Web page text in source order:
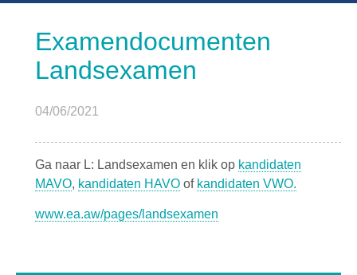
Examendocumenten
Landsexamen
04/06/2021
Ga naar L: Landsexamen en klik op kandidaten
MAVO, kandidaten HAVO of kandidaten VWO.
www.ea.aw/pages/landsexamen